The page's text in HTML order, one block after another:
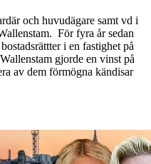
och huvudägare samt vd i
För fyra år sedan
i en fastighet på
gjorde en vinst på
av dem förmögna kändisar